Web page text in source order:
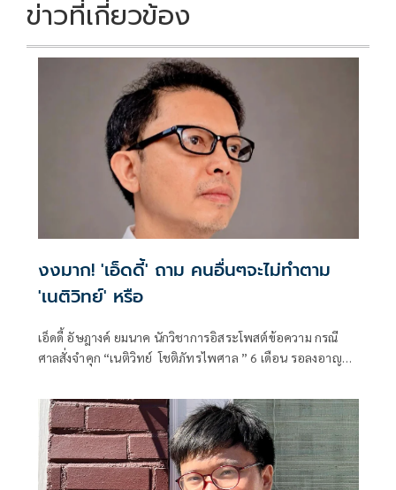
ข่าวที่เกี่ยวข้อง
งงมาก! 'เอ็ดดี้' ถาม คนอื่นๆจะไม่ทำตาม
'เนติวิทย์' หรือ
เอ็ดดี้ อัษฎางค์ ยมนาค นักวิชาการอิสระโพสต์ข้อความ กรณี
ศาลสั่งจำคุก “เนติวิทย์ โชติภัทรไพศาล ” 6 เดือน รอลงอาญา 1